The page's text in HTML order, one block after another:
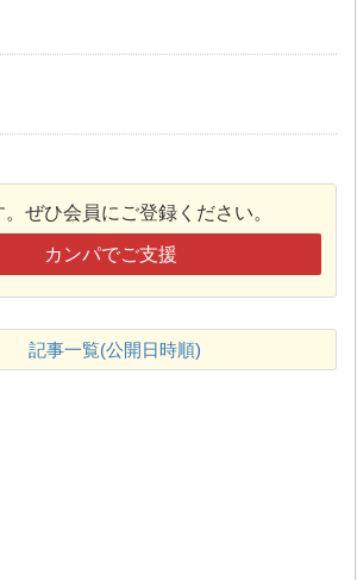
ぜひ会員にご登録ください。
カンパでご支援
記事一覧(公開日時順)